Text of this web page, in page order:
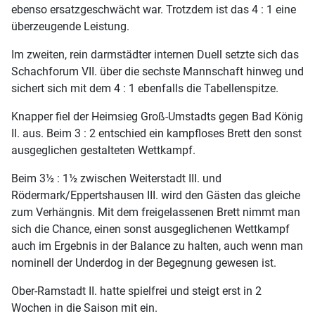
ebenso ersatzgeschwächt war. Trotzdem ist das 4 : 1 eine
überzeugende Leistung.
Im zweiten, rein darmstädter internen Duell setzte sich das
Schachforum VII. über die sechste Mannschaft hinweg und
sichert sich mit dem 4 : 1 ebenfalls die Tabellenspitze.
Knapper fiel der Heimsieg Groß-Umstadts gegen Bad König
II. aus. Beim 3 : 2 entschied ein kampfloses Brett den sonst
ausgeglichen gestalteten Wettkampf.
Beim 3½ : 1½ zwischen Weiterstadt III. und
Rödermark/Eppertshausen III. wird den Gästen das gleiche
zum Verhängnis. Mit dem freigelassenen Brett nimmt man
sich die Chance, einen sonst ausgeglichenen Wettkampf
auch im Ergebnis in der Balance zu halten, auch wenn man
nominell der Underdog in der Begegnung gewesen ist.
Ober-Ramstadt II. hatte spielfrei und steigt erst in 2
Wochen in die Saison mit ein.